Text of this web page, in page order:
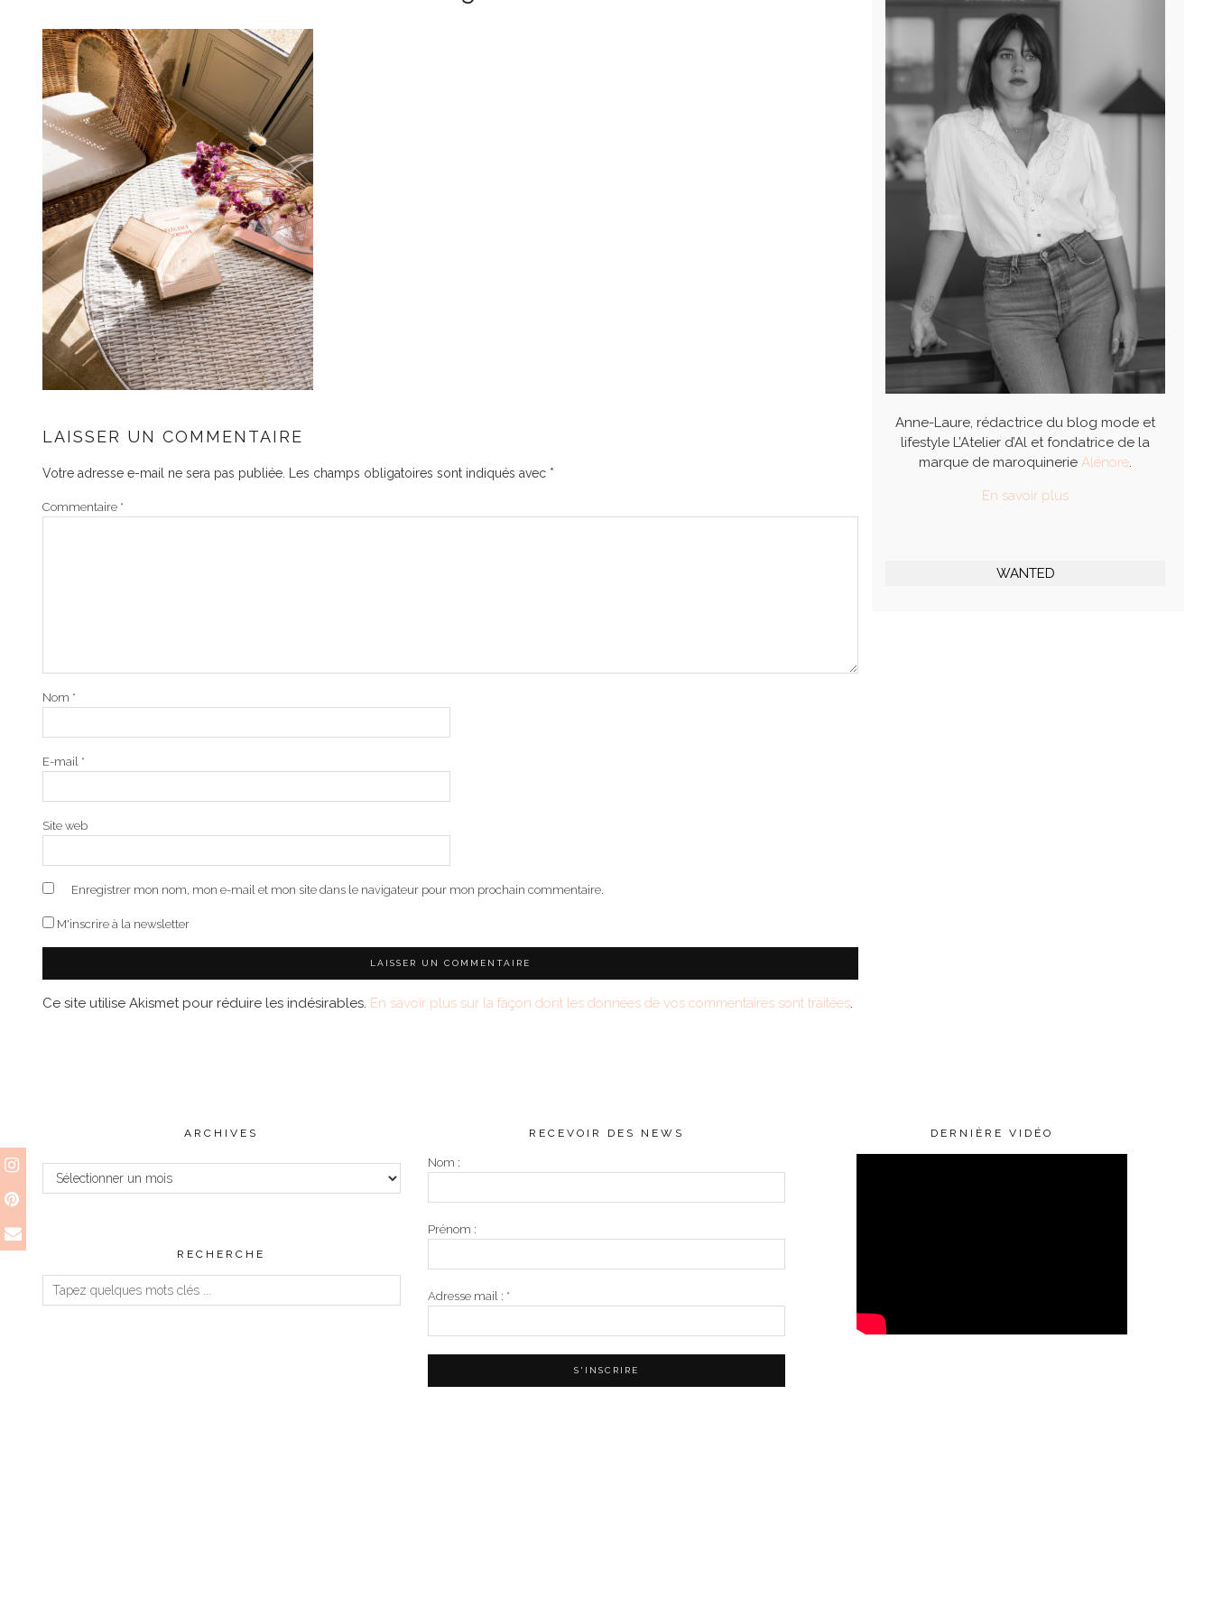
LAISSER UN COMMENTAIRE
Votre adresse e-mail ne sera pas publiée. Les champs obligatoires sont indiqués avec *
Commentaire *
Nom *
E-mail *
Site web
Enregistrer mon nom, mon e-mail et mon site dans le navigateur pour mon prochain commentaire.
M'inscrire à la newsletter
Ce site utilise Akismet pour réduire les indésirables. En savoir plus sur la façon dont les données de vos commentaires sont traitées.
Anne-Laure, rédactrice du blog mode et
lifestyle L’Atelier d’Al et fondatrice de la
marque de maroquinerieAlénore.
En savoir plus
WANTED
ARCHIVES
Archives
RECHERCHE
RECEVOIR DES NEWS
Nom :
Prénom :
Adresse mail : *
DERNIÈRE VIDÉO